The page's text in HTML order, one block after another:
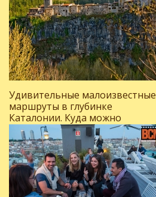
Удивительные малоизвестные
маршруты в глубинке
Каталонии. Куда можно
поехать, отдыхая на Коста-
Браве?